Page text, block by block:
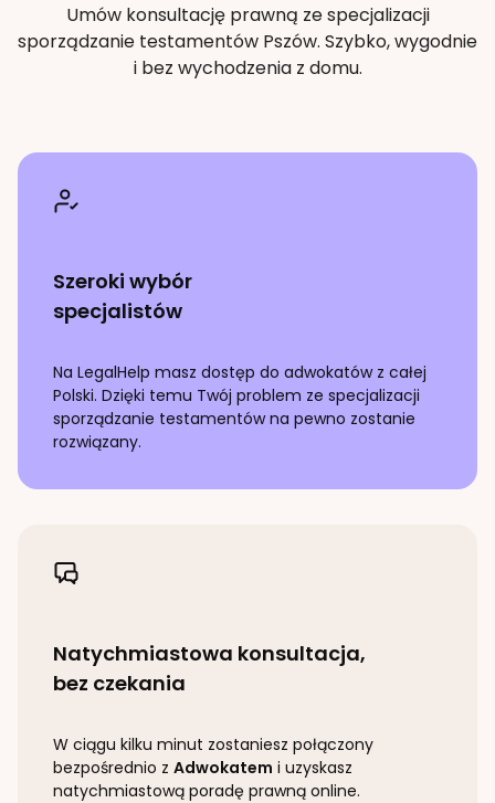
Umów konsultację prawną ze specjalizacji
sporządzanie testamentów Pszów. Szybko, wygodnie
i bez wychodzenia z domu.
Szeroki wybór
specjalistów
Na LegalHelp masz dostęp do adwokatów z całej
Polski. Dzięki temu Twój problem ze specjalizacji
sporządzanie testamentówna pewno zostanie
rozwiązany.
Natychmiastowa konsultacja,
bez czekania
W ciągu kilku minut zostaniesz połączony
bezpośrednio z Adwokatem i uzyskasz
natychmiastową poradę prawną online.